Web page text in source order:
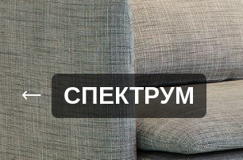
СПЕКТРУМ